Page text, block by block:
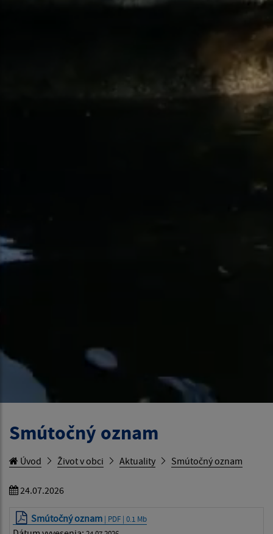
Smútočný oznam
Úvod Život v obci Aktuality Smútočný oznam
24.07.2026
Smútočný oznam | PDF | 0.1 Mb